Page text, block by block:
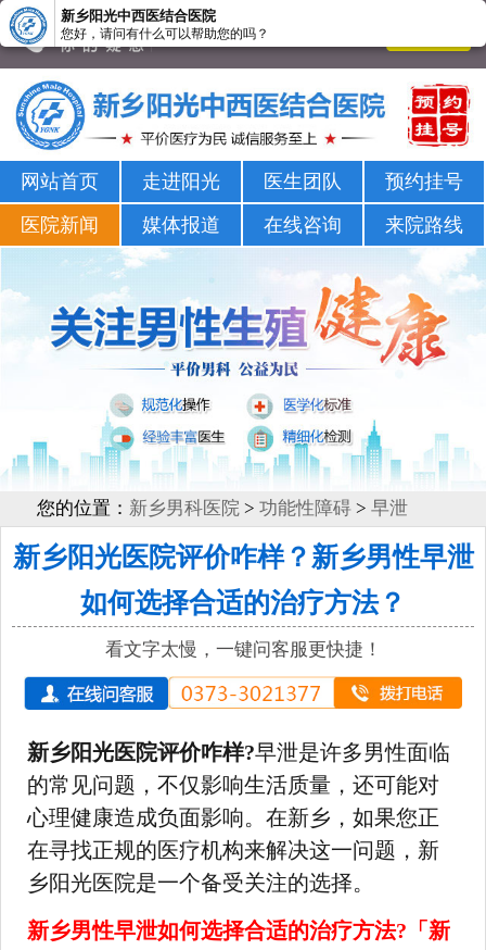
新乡男科医院-新乡市正规男科医院-新乡阳光男科医院
网站首页 走进阳光 医生团队
预约挂号
医院新闻
媒体报道 在线咨询 来院路线
您的位置： 新乡男科医院> 功能性障碍> 早泄
新乡阳光医院评价咋样？新乡男性早泄
如何选择合适的治疗方法？
看文字太慢，一键问客服更快捷！
新乡阳光医院评价咋样?早泄是许多男性面临
的常见问题，不仅影响生活质量，还可能对
心理健康造成负面影响。在新乡，如果您正
在寻找正规的医疗机构来解决这一问题，新
乡阳光医院是一个备受关注的选择。
新乡男性早泄如何选择合适的治疗方法?「新
新乡阳光中西医结合医院
您好，请问有什么可以帮助您的吗？